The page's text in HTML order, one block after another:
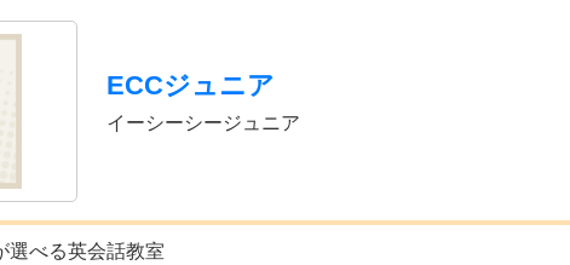
ECCジュニア
イーシーシージュニア
選べる英会話教室